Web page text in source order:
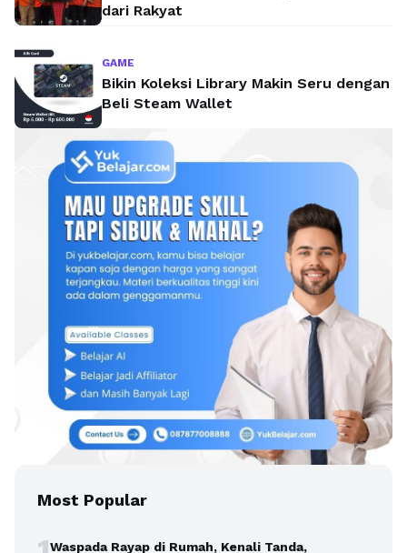
dari Rakyat
GAME
Bikin Koleksi Library Makin Seru dengan
Beli Steam Wallet
Most Popular
Waspada Rayap di Rumah, Kenali Tanda,